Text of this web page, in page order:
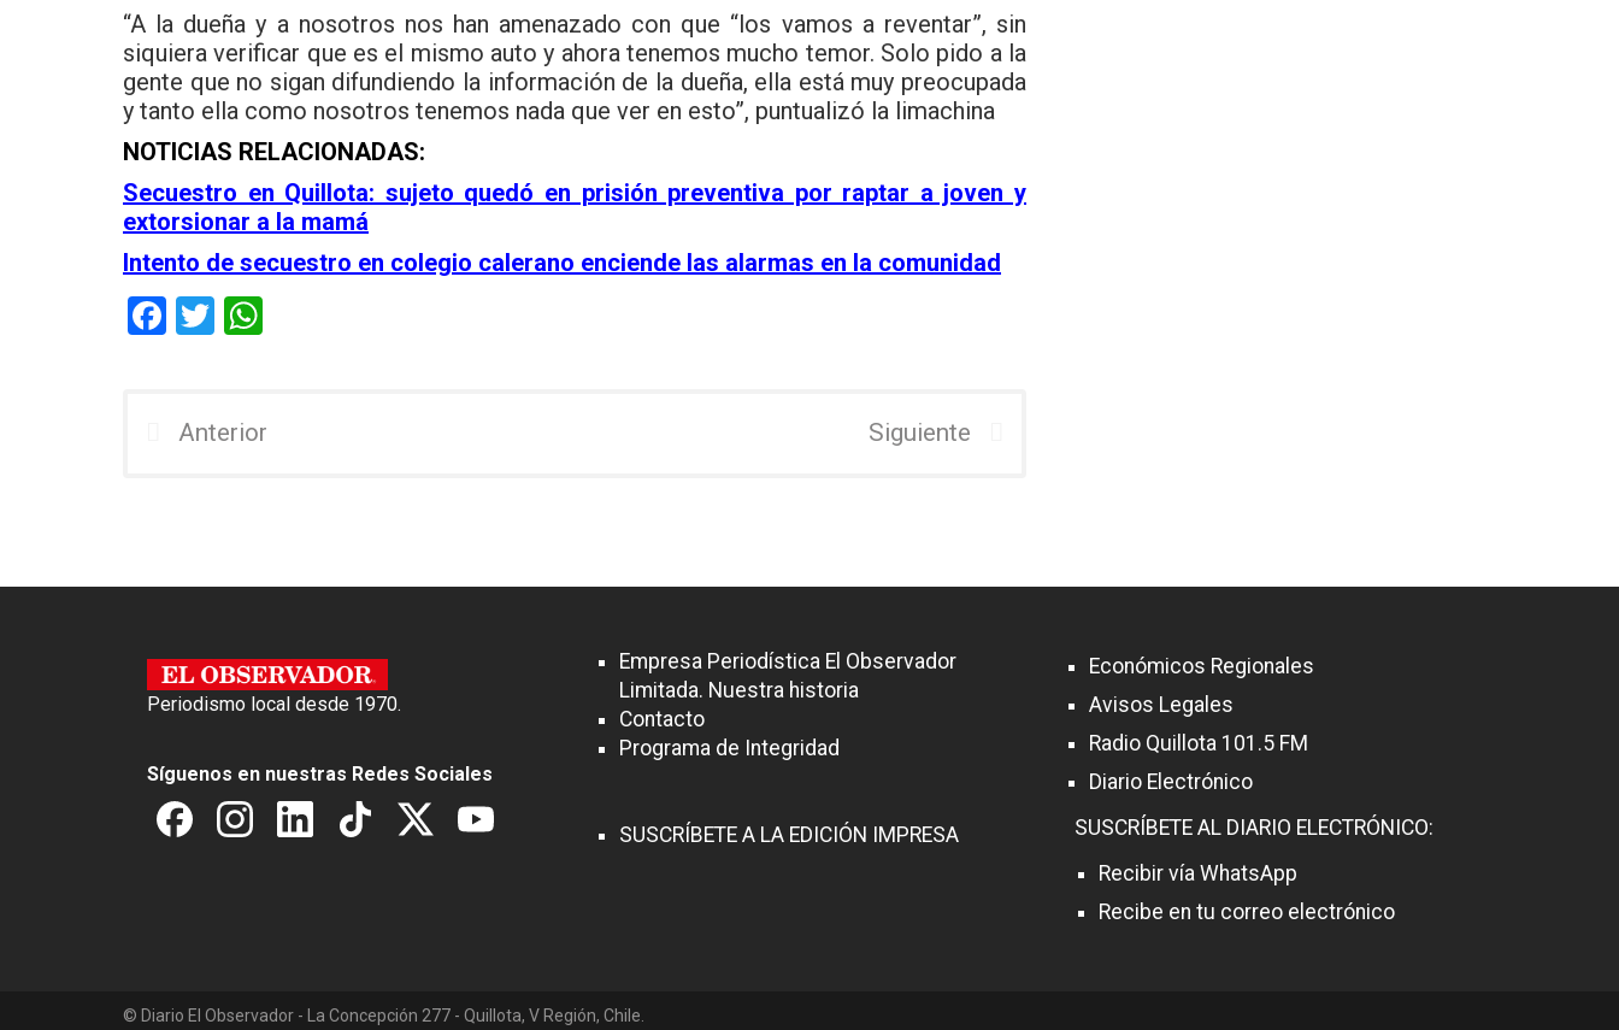
“A la dueña y a nosotros nos han amenazado con que “los vamos a reventar”, sin
siquiera verificar que es el mismo auto y ahora tenemos mucho temor. Solo pido a la
gente que no sigan difundiendo la información de la dueña, ella está muy preocupada
y tanto ella como nosotros tenemos nada que ver en esto”, puntualizó la limachina
NOTICIAS RELACIONADAS:
Secuestro en Quillota: sujeto quedó en prisión preventiva por raptar a joven y
extorsionar a la mamá
Intento de secuestro en colegio calerano enciende las alarmas en la comunidad
F
b
T
er s
Anterior Siguiente
Periodismo local desde 1970.
Síguenos en nuestras Redes Sociales
Empresa Periodística El Observador
Limitada. Nuestra historia
Contacto
Programa de Integridad
SUSCRÍBETE A LA EDICIÓN IMPRESA
Económicos Regionales
Avisos Legales
Radio Quillota 101.5 FM
Diario Electrónico
SUSCRÍBETE AL DIARIO ELECTRÓNICO:
Recibir vía WhatsApp
Recibe en tu correo electrónico
© Diario El Observador - La Concepción 277 - Quillota, V Región, Chile.